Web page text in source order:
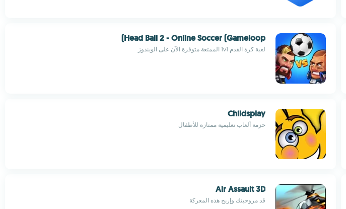
Head Ball 2 - Online Soccer (Gameloop)
لعبة كرة القدم 1v1 الممتعة متوفرة الآن على الوينذوز
Childsplay
حزمة ألعاب تعليمية ممتازة للأطفال
Air Assault 3D
قد مروحيتك وإربح هذه المعركة